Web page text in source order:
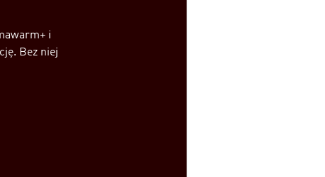
i
Bez niej